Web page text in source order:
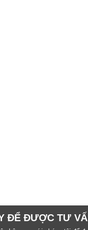
ĐỂ ĐƯỢC TƯ